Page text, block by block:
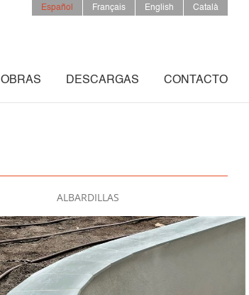
Español Français English Català
OBRAS DESCARGAS CONTACTO
ALBARDILLAS